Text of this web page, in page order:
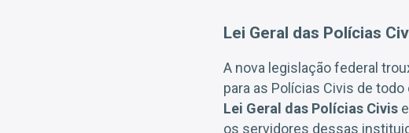
Lei Geral das Polícias
A nova legislação federal
para as Polícias Civis de
Lei Geral das Polícias Civis
os servidores dessas